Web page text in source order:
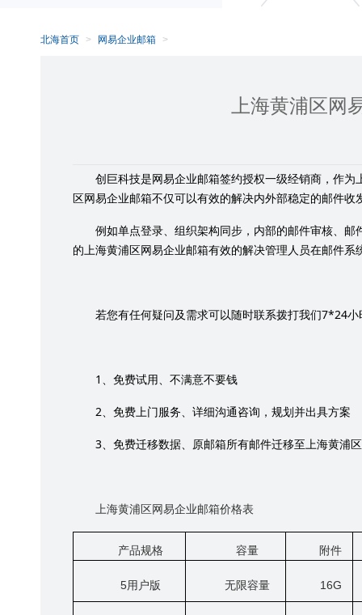
北海首页 网易企业邮箱
上海黄浦区网
创巨科技是网易企业邮箱签约授权一级经销商，作
区网易企业邮箱不仅可以有效的解决内外部稳定的邮件
例如单点登录、组织架构同步，内部的邮件审核、
的上海黄浦区网易企业邮箱有效的解决管理人员在邮件
若您有任何疑问及需求可以随时联系拨打我们7*24小
1 、免费试用、不满意不要钱
2 、免费上门服务、详细沟通咨询，规划并出具方案
3 、免费迁移数据、原邮箱所有邮件迁移至上海黄浦
上海黄浦区网易企业邮箱价格表
产品规格 容量 附件
5用户版 无限容量 16G